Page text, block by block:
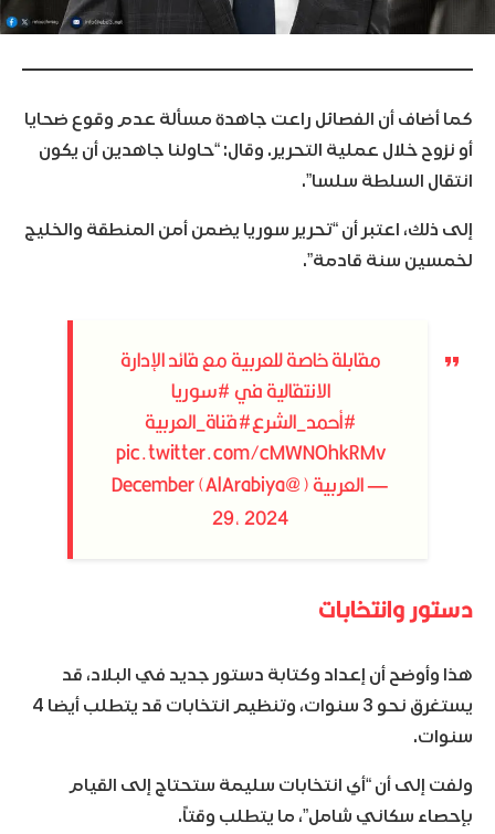
كما أضاف أن الفصائل راعت جاهدة مسألة عدم وقوع ضحايا
أو نزوح خلال عملية التحرير. وقال: “حاولنا جاهدين أن يكون
انتقال السلطة سلسا”.
إلى ذلك، اعتبر أن “تحرير سوريا يضمن أمن المنطقة والخليج
لخمسين سنة قادمة”.
مقابلة خاصة للعربية مع قائد الإدارة
الانتقالية في#سوريا
#أحمد_الشرع#قناة_العربية
pic.twitter.com/cMWNOhkRMv
— العربية (@AlArabiya)
December
29, 2024
دستور وانتخابات
هذا وأوضح أن إعداد وكتابة دستور جديد في البلاد، قد
يستغرق نحو 3 سنوات، وتنظيم انتخابات قد يتطلب أيضا 4
سنوات.
ولفت إلى أن “أي انتخابات سليمة ستحتاج إلى القيام
بإحصاء سكاني شامل”، ما يتطلب وقتاً.